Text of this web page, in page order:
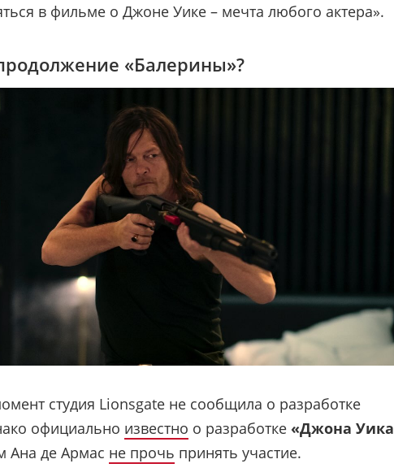
в фильме о Джоне Уике – мечта любого актера».
«Балерины»?
студия Lionsgate не сообщила о разработке
официально известно о разработке «Джона Уика
Ана де Армас не прочь принять участие.